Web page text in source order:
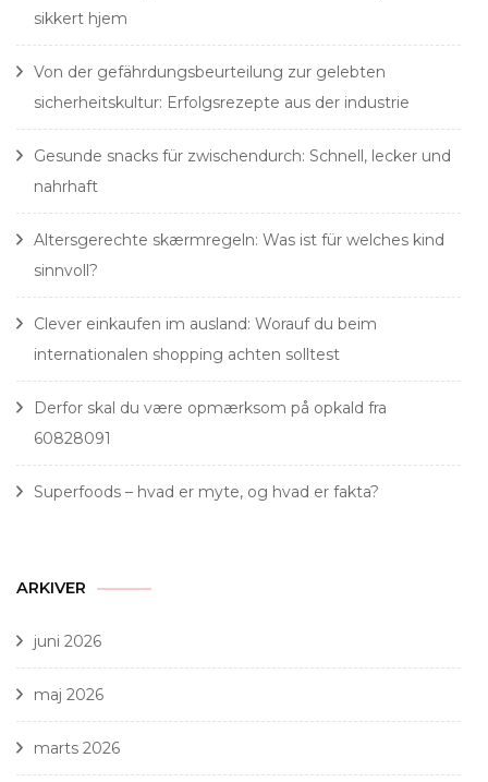
sikkert hjem
Von der gefährdungsbeurteilung zur gelebten
sicherheitskultur: Erfolgsrezepte aus der industrie
Gesunde snacks für zwischendurch: Schnell, lecker und
nahrhaft
Altersgerechte skærmregeln: Was ist für welches kind
sinnvoll?
Clever einkaufen im ausland: Worauf du beim
internationalen shopping achten solltest
Derfor skal du være opmærksom på opkald fra
60828091
Superfoods – hvad er myte, og hvad er fakta?
ARKIVER
juni 2026
maj 2026
marts 2026